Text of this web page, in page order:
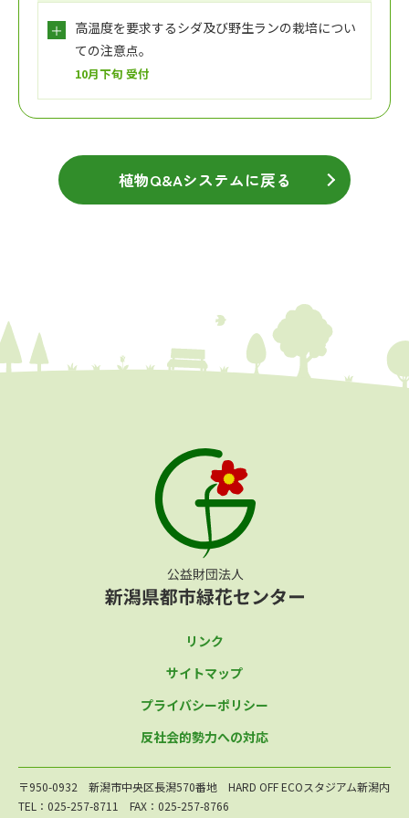
高温度を要求するシダ及び野生ランの栽培につい
ての注意点。
10月下旬 受付
植物Q&Aシステムに戻る
リンク
サイトマップ
プライバシーポリシー
反社会的勢力への対応
〒950-0932 新潟市中央区長潟570番地 HARD OFF ECOスタジアム新潟内
TEL：025-257-8711 FAX：025-257-8766